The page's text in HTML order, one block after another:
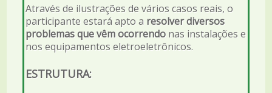
Através de ilustrações de vários casos reais, o
participante estará apto a resolver diversos
problemas que vêm ocorrendonas instalações e
nos equipamentos eletroeletrônicos.
ESTRUTURA: